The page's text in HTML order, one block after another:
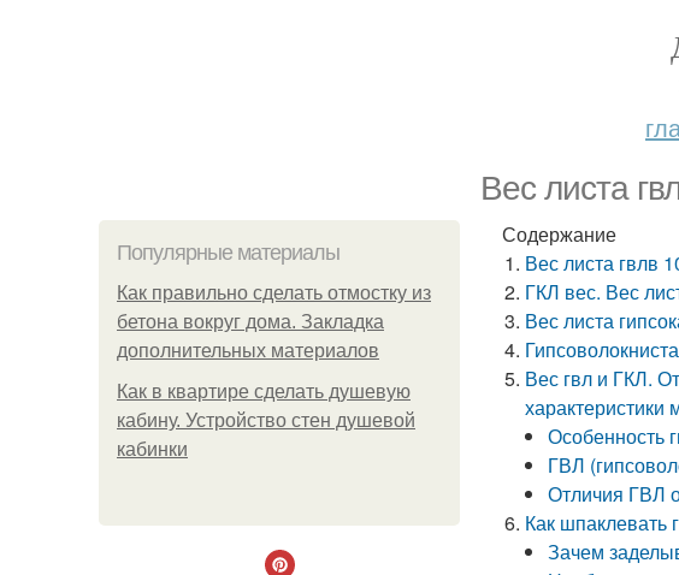
Вес листа
Популярные материалы
Как правильно сделать отмостку из
бетона вокруг дома. Закладка
дополнительных материалов
Как в квартире сделать душевую
кабину. Устройство стен душевой
кабинки
Содержание
Вес листа гвлв
ГКЛ вес. Вес
Вес листа
Вес гвл и ГКЛ.
характеристики
Особенность
ГВЛ
Отличия ГВЛ
Как шпаклевать
Зачем